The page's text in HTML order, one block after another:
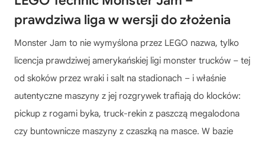
prawdziwa liga w wersji do złożenia
Monster Jam to nie wymyślona przez LEGO nazwa, tylko
licencja prawdziwej amerykańskiej ligi monster trucków – tej
od skoków przez wraki i salt na stadionach – i właśnie
autentyczne maszyny z jej rozgrywek trafiają do klocków:
pickup z rogami byka, truck-rekin z paszczą megalodona
czy buntownicze maszyny z czaszką na masce. W bazie